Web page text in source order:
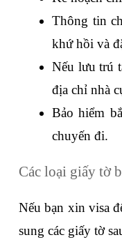
Thông tin
khứ hồi và
Nếu lưu trú
địa chỉ nhà
Bảo hiểm
chuyến đi.
Các loại giấy tờ
Nếu bạn xin visa
sung các giấy tờ